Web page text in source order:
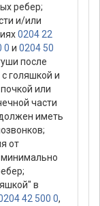
ребер;
и/или
0204 22
0 и 0204 50
после
голяшкой и
или
части
иметь
от
минимально
в
42 500 0,